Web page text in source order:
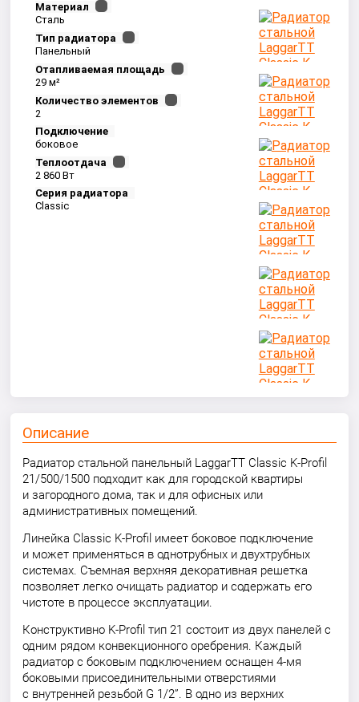
Материал
Сталь
Тип радиатора
Панельный
Отапливаемая площадь
29 м²
Количество элементов
2
Подключение
боковое
Теплоотдача
2 860 Вт
Серия радиатора
Classic
Описание
Радиатор стальной панельный LaggarTT Classic K-Profil
21/500/1500 подходит как для городской квартиры
и загородного дома, так и для офисных или
административных помещений.
Линейка Classic K-Profil имеет боковое подключение
и может применяться в однотрубных и двухтрубных
системах. Съемная верхняя декоративная решетка
позволяет легко очищать радиатор и содержать его
чистоте в процессе эксплуатации.
Конструктивно K-Profil тип 21 состоит из двух панелей с
одним рядом конвекционного оребрения. Каждый
радиатор с боковым подключением оснащен 4-мя
боковыми присоединительными отверстиями
с внутренней резьбой G 1/2”. В одно из верхних